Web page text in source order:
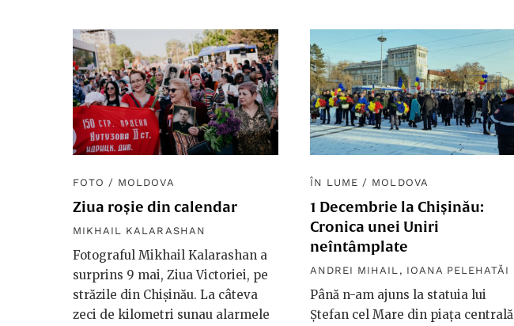
FOTO / MOLDOVA
Ziua roșie din calendar
MIKHAIL KALARASHAN
Fotograful Mikhail Kalarashan a
surprins 9 mai, Ziua Victoriei, pe
străzile din Chișinău. La câteva
zeci de kilometri sunau alarmele
ÎN LUME / MOLDOVA
1 Decembrie la Chișinău:
Cronica unei Uniri
neîntâmplate
ANDREI MIHAIL , IOANA PELEHATĂI
Până n-am ajuns la statuia lui
Ștefan cel Mare din piața centrală